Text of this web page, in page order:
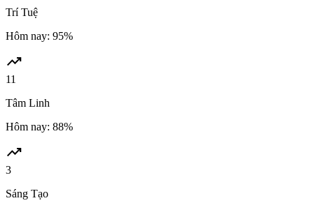
Trí Tuệ
Hôm nay: 95%
trending_up
11
Tâm Linh
Hôm nay: 88%
trending_up
3
Sáng Tạo